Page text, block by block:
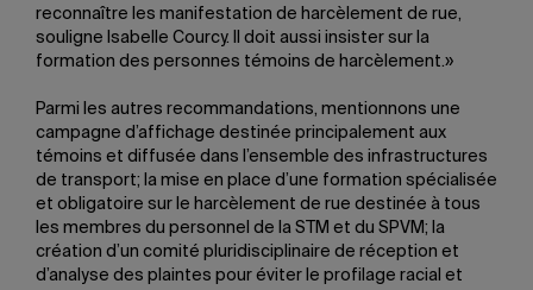
reconnaître les manifestation de harcèlement de rue,
souligne Isabelle Courcy. Il doit aussi insister sur la
formation des personnes témoins de harcèlement.»
Parmi les autres recommandations, mentionnons une
campagne d’affichage destinée principalement aux
témoins et diffusée dans l’ensemble des infrastructures
de transport; la mise en place d’une formation spécialisée
et obligatoire sur le harcèlement de rue destinée à tous
les membres du personnel de la STM et du SPVM; la
création d’un comité pluridisciplinaire de réception et
d’analyse des plaintes pour éviter le profilage racial et